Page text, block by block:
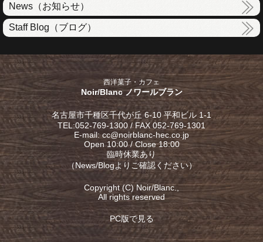
News（お知らせ）
Staff Blog（ブログ）
西洋菓子・カフェ
Noir/Blanc ノワールブラン
名古屋市千種区千代が丘 6-10 平和ビル 1-1
TEL:052-769-1300 / FAX 052-769-1301
E-mail: cc@noirblanc-hec.co.jp
Open 10:00 / Close 18:00
臨時休業あり
（News/Blogよりご確認ください）
Copyright (C) Noir/Blanc.,
All rights reserved
PC版で見る